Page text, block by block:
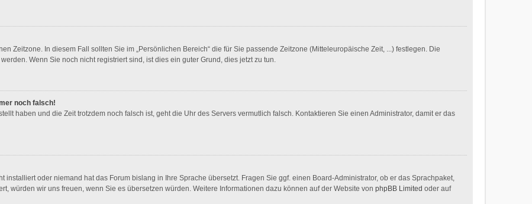
Zeitzone. In diesem Fall sollten Sie im „Persönlichen Bereich“ die für Sie passende Zeitzone (Mitteleuropäische Zeit, ...) festlegen. Die
Wenn Sie noch nicht registriert sind, ist dies ein guter Grund, dies jetzt zu tun.
noch falsch!
haben und die Zeit trotzdem noch falsch ist, geht die Uhr des Servers vermutlich falsch. Kontaktieren Sie einen Administrator, damit er das
installiert oder niemand hat das Forum bislang in Ihre Sprache übersetzt. Fragen Sie ggf. einen Board-Administrator, ob er das Sprachpaket,
würden wir uns freuen, wenn Sie es übersetzen würden. Weitere Informationen dazu können auf der Website vonphpBB Limited oder auf